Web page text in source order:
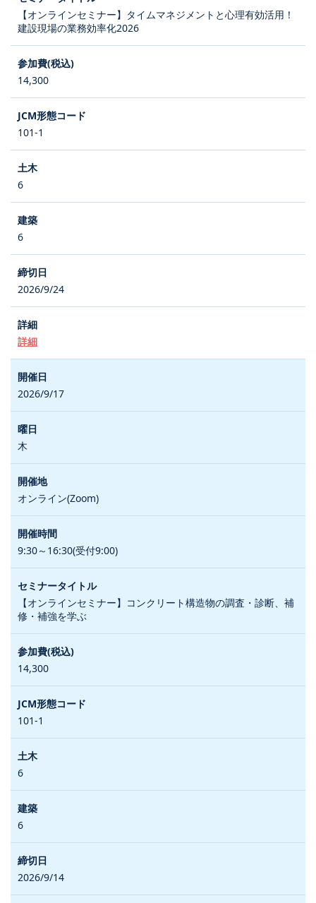
【オンラインセミナー】タイムマネジメントと心理有効活用！
建設現場の業務効率化2026
14,300
101-1
6
6
2026/9/24
詳細
2026/9/17
木
オンライン(Zoom)
9:30～16:30(受付9:00)
【オンラインセミナー】コンクリート構造物の調査・診断、補
修・補強を学ぶ
14,300
101-1
6
6
2026/9/14